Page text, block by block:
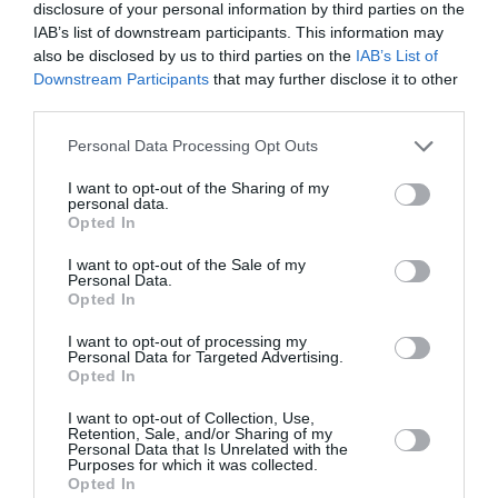
disclosure of your personal information by third parties on the
IAB’s list of downstream participants. This information may
also be disclosed by us to third parties on the IAB’s List of
Downstream Participants that may further disclose it to other
Personal Data Processing Opt Outs
I want to opt-out of the Sharing of my
personal data.
Opted In
I want to opt-out of the Sale of my
Personal Data.
Opted In
I want to opt-out of processing my
Personal Data for Targeted Advertising.
Opted In
I want to opt-out of Collection, Use,
Retention, Sale, and/or Sharing of my
Personal Data that Is Unrelated with the
Purposes for which it was collected.
Opted In
Ζάγκρεμπ. Ζει και εργάζεται στο Ζάγκρεμπ.
Marius Ionut Scarlatείναι φωτογράφος
τεκμηρίωσης. Ενδιαφέρεται για κοινωνικά ζητήματα
της Ρουμανίας, παίζοντας με την ένταση που μπορούν
να εισαγάγουν οι νέες αφηγήσεις στον τομέα της
σε αυτές τις εντάσεις και τις συγκρούσεις που
προέκυψαν λόγω της μετακίνησής του στην Ισπανία. Το
έργο του έχει αναγνωριστεί και βραβευτεί σε
διάφορους διεθνείς διαγωνισμούς: PHotoEspaña,
Magnum Photos, Futures Photography, The Emerging
Photographer Fund, Visa pour l’ image και Matera
European Photography. Πέρα από τις καλλιτεχνικές του
αναζητήσεις, έχει και ακαδημαϊκή καριέρα,
διδάσκοντας στη Σχολή Καλών Τεχνών TAI της
Μαδρίτης. Ο Scarlat ζει και εργάζεται μεταξύ Ρουμανίας
και Ισπανίας.